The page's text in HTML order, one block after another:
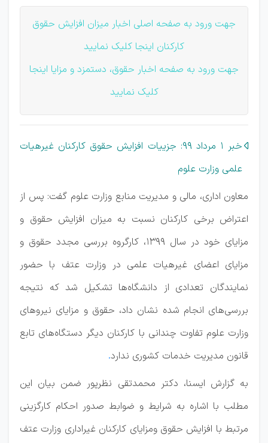
جهت ورود به صفحه اصلی اخبار میزان افزایش حقوق
کارکنان اینجا کلیک نمایید
جهت ورود به صفحه اخبار حقوق، دستمزد و مزایا اینجا
کلیک نمایید
خبر 1 مرداد 99: جزییات افزایش حقوق کارکنان غیرهیات
علمی وزارت علوم
معاون اداری، مالی و مدیریت منابع وزارت علوم گفت: پس از
اعتراض برخی کارکنان نسبت به میزان افزایش حقوق و
مزایای خود در سال ۱۳۹۹، کارگروه بررسی مجدد حقوق و
مزایای اعضای غیرهیات علمی در وزارت عتف با حضور
نمایندگان تعدادی از دانشگاه‌ها تشکیل شد که نتیجه
بررسی‌های انجام شده نشان داد، حقوق و مزایای نیروهای
وزارت علوم تفاوت چندانی با کارکنان دیگر دستگاه‌های تابع
قانون مدیریت خدمات کشوری ندارد.
به گزارش ایسنا، دکتر محمدتقی نظرپور ضمن بیان این
مطلب با اشاره به شرایط و ضوابط صدور احکام کارگزینی
مرتبط با افزایش حقوق ومزایای کارکنان غیراداری وزارت عتف